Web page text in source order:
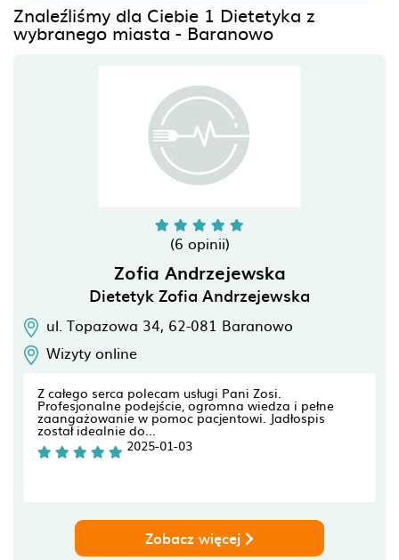
Znaleźliśmy dla Ciebie 1 Dietetyka z
wybranego miasta - Baranowo
(6 opinii)
Zofia Andrzejewska
Dietetyk Zofia Andrzejewska
ul. Topazowa 34, 62-081 Baranowo
Wizyty online
Z całego serca polecam usługi Pani Zosi.
Profesjonalne podejście, ogromna wiedza i pełne
zaangażowanie w pomoc pacjentowi. Jadłospis
został idealnie do...
2025-01-03
Zobacz więcej